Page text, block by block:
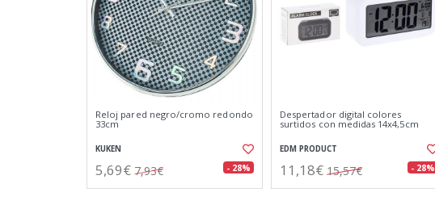
Reloj pared negro/cromo redondo
33cm
KUKEN
5,69€ 7,93€ - 28%
Despertador digital colores
surtidos con medidas 14x4,5cm
EDM PRODUCT
11,18€ 15,57€ - 28%